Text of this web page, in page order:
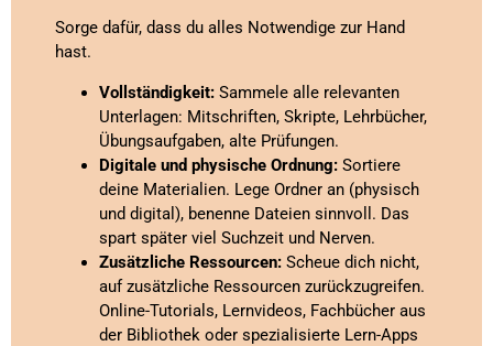
Sorge dafür, dass du alles Notwendige zur Hand
hast.
Vollständigkeit: Sammele alle relevanten
Unterlagen: Mitschriften, Skripte, Lehrbücher,
Übungsaufgaben, alte Prüfungen.
Digitale und physische Ordnung: Sortiere
deine Materialien. Lege Ordner an (physisch
und digital), benenne Dateien sinnvoll. Das
spart später viel Suchzeit und Nerven.
Zusätzliche Ressourcen: Scheue dich nicht,
auf zusätzliche Ressourcen zurückzugreifen.
Online-Tutorials, Lernvideos, Fachbücher aus
der Bibliothek oder spezialisierte Lern-Apps